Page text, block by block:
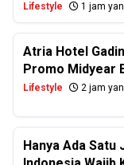
Lifestyle 1 jam
Atria Hotel
Promo Midyear
Lifestyle 2 jam
Hanya Ada Satu